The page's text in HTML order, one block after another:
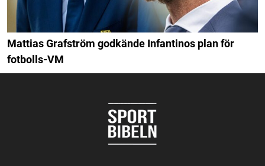
Mattias Grafström godkände Infantinos plan för
fotbolls-VM